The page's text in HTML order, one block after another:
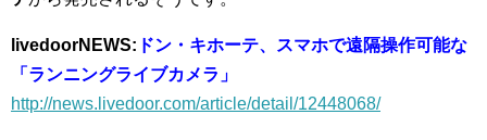
livedoorNEWS: ドン・キホーテ、スマホで遠隔操作可能な
「ランニングライブカメラ」
http://news.livedoor.com/article/detail/12448068/